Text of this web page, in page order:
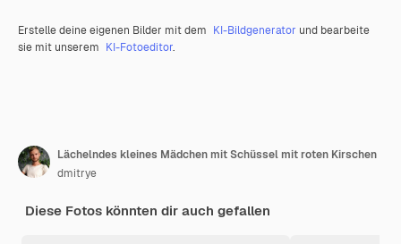
Erstelle deine eigenen Bilder mit dem KI-Bildgenerator und bearbeite
sie mit unserem KI-Fotoeditor.
Lächelndes kleines Mädchen mit Schüssel mit roten Kirschen
dmitrye
Diese Fotos könnten dir auch gefallen